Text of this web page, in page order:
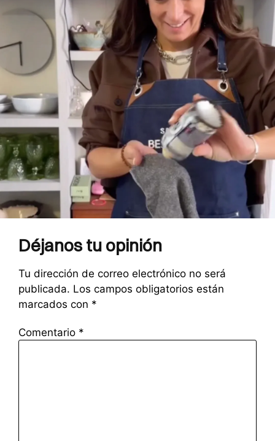
Déjanos tu opinión
Tu dirección de correo electrónico no será
publicada. Los campos obligatorios están
marcados con *
Comentario *